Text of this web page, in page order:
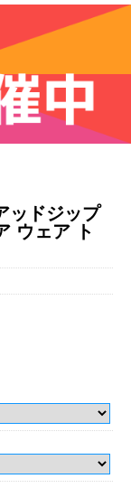
ッドジップ
ウェア ト